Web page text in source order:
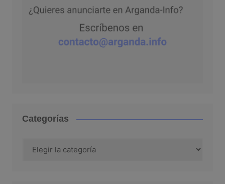
Categorías